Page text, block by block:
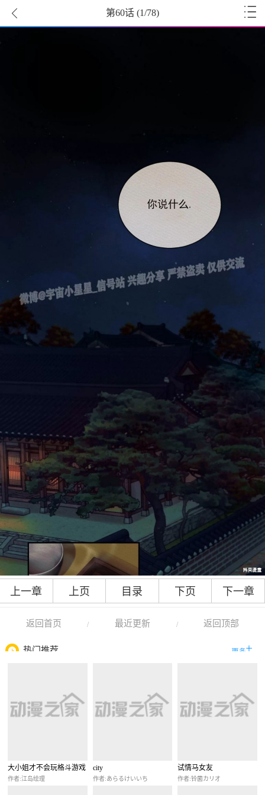
第60话 (1/78)
上一章 上页 目录 下页 下一章
返回首页 / 最近更新 / 返回顶部
热门推荐
大小姐才不会玩格斗游戏
作者:江岛绘理
city
作者:あらるけいいち
试情马女友
作者:铃菌カリオ